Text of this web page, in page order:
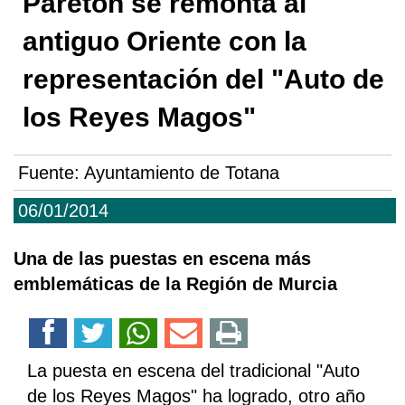
06/01/2014
antiguo Oriente con la
representación del "Auto de
los Reyes Magos"
Fuente: Ayuntamiento de Totana
Una de las puestas en escena más
emblemáticas de la Región de Murcia
La puesta en escena del tradicional "Auto
de los Reyes Magos" ha logrado, otro año